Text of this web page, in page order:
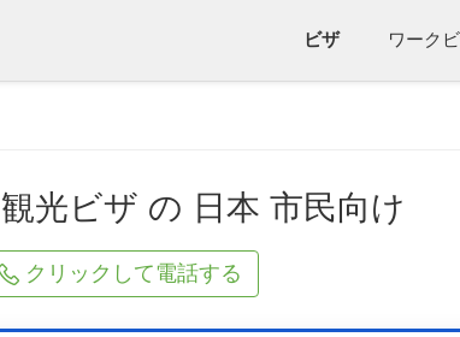
ビザ ワーク
観光ビザ の 日本 市民向け
クリックして電話する